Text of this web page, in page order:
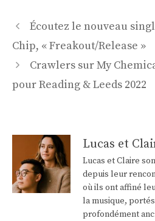
Navigation
des
Écoutez le nouveau
Chip, « Freakout/Release »
Crawlers sur My
pour Reading & Leeds 2022
Lucas et
Lucas et Claire
depuis leur
où ils ont affiné
la musique,
profondément